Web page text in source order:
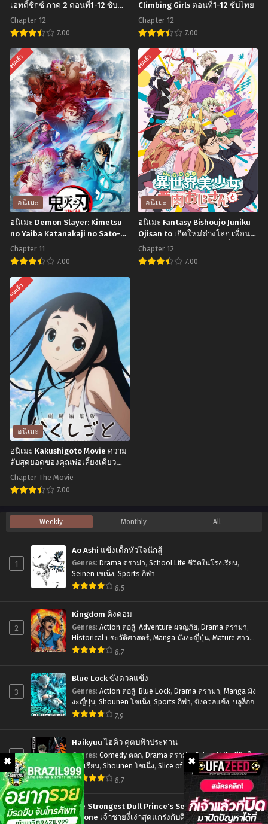
เอทตี้ซิกซ์ ภาค 2 ตอนที่1-12 ซับ
ไทย
Chapter 12
7.00
อ
นิ
เมะ
86: Eighty
Six
Season
2
เอท
ตี้
ซิก
ซ์
ภาค
2
ตอน
ที่1-
12
ซับ
ไทย
Climbing Girls ตอนที่1-12 ซับไทย
Chapter 12
7.00
อ
นิ
เมะ
Iwa
Kakeru!
Sport
Climbing
Girls
ตอน
ที่1-
12
ซับ
ไทย
จบแล้ว
อนิเมะ
อนิเมะ Demon Slayer: Kimetsu
no Yaiba Katanakaji no Sato-
hen ดาบพิฆาตอสูร ภาคหมู่บ้าน
ช่างตีดาบ ตอนที่1-11 พากย์
ไทย+ซับไทย
Chapter 11
7.00
อ
นิ
เมะ
Demon
Slayer:
Kimetsu
no
Yaiba
Katanakaji
no
Sato-
hen
ดาบ
พิฆาต
อสูร
ภาค
ช่าง
ตี
ที่1-
11
พากย์
ไทย+ซับ
ไทย
จบแล้ว
อนิเมะ
อนิเมะ Fantasy Bishoujo Juniku
Ojisan to เกิดใหม่ต่างโลก เพื่อน
ผมน่ารักโฮกเลยครับ ตอนที่1-12
พากย์ไทย+ซับไทย
Chapter 12
7.00
น่า
รัก
เลย
ครับ
12
พากย์
ไทย
จบแล้ว
อนิเมะ
อนิเมะ Kakushigoto Movie ความ
ลับสุดยอดของคุณพ่อเลี้ยงเดี่ยว
เดอะมูฟวี่
Chapter The Movie
7.00
อ
นิ
Kakushigoto
Movie
ความ
สุด
พ่อ
เลี้ยง
เดอะ
มูฟ
วี่
Weekly Monthly All
1
Ao Ashi แข้งเด็กหัวใจนักสู้
Genres: Drama ดราม่า, School Life ชีวิตในโรงเรียน,
Seinen เซเน็ง, Sports กีฬา
8.5
2
Kingdom คิงดอม
Genres: Action ต่อสู้, Adventure ผจญภัย, Drama ดราม่า,
Historical ประวัติศาสตร์, Manga มังงะญี่ปุ่น, Mature สาว
ใหญ่,Seinen เซเน็ง
8.7
3
Blue Lock ขังดวลแข้ง
Genres: Action ต่อสู้, Blue Lock, Drama ดราม่า, Manga มัง
งะญี่ปุ่น, Shounen โชเน็ง, Sports กีฬา, ขังดวลแข้ง, บลูล็อก
7.9
4
Haikyuu ไฮคิว คู่ตบฟ้าประทาน
Genres: Comedy ตลก, Drama ดราม่า,School Life ชีวิตใน
โรงเรียน, Shounen โชเน็ง, Slice of Life รั้วโรงเรียน,
Sports กีฬา
8.7
5
The Strongest Dull Prince's Secret Battle for the
Throne เจ้าชายงี่เง่าสุดแกร่งกับศึกชิงราชสมบัติ